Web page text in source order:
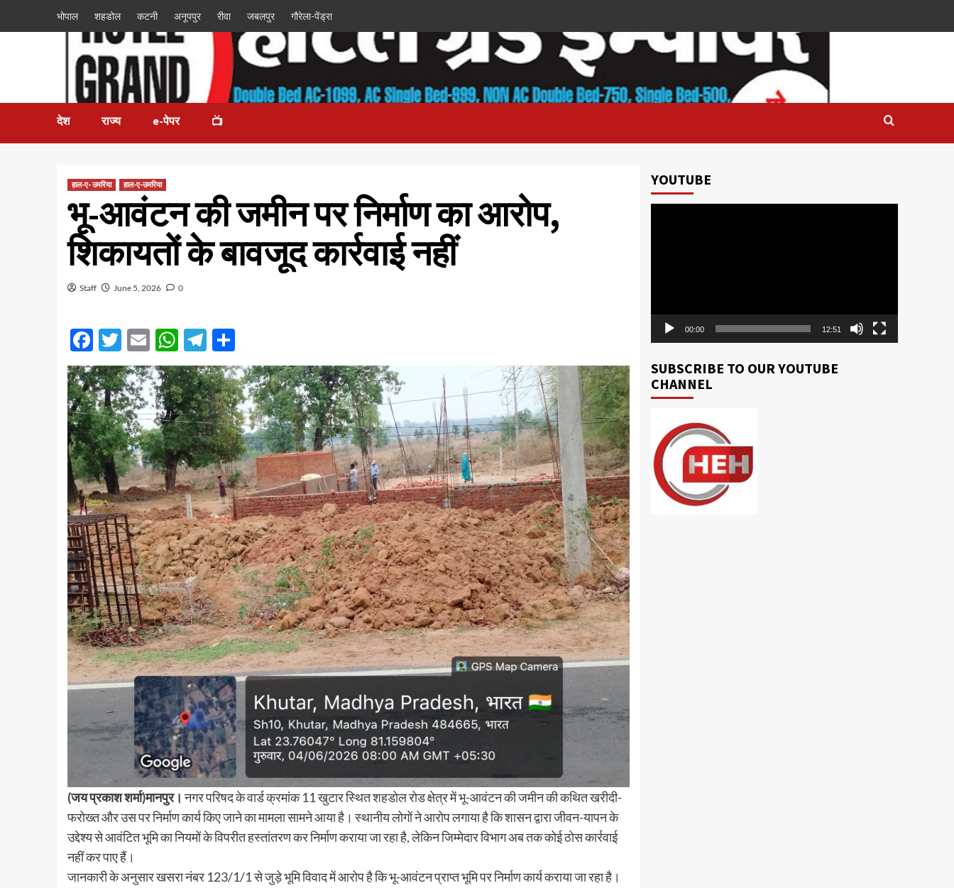
भोपाल शहडोल कटनी अनूपपुर रीवा जबलपुर गौरेला-पेंड्रा
देश राज्य e-पेपर 📺
हाल-ए- उमरिया हाल-ए-उमरिया
भू-आवंटन की जमीन पर निर्माण का आरोप,
शिकायतों के बावजूद कार्रवाई नहीं
Staff June 5, 2026 0
Facebook
Twitter
EmailWhatsApp
Telegram
Share
(जय प्रकाश शर्मा)मानपुर।नगर परिषद के वार्ड क्रमांक 11 खुटार स्थित शहडोल रोड क्षेत्र में भू-आवंटन की जमीन की कथित खरीदी-
फरोख्त और उस पर निर्माण कार्य किए जाने का मामला सामने आया है। स्थानीय लोगों ने आरोप लगाया है कि शासन द्वारा जीवन-यापन के
उद्देश्य से आवंटित भूमि का नियमों के विपरीत हस्तांतरण कर निर्माण कराया जा रहा है, लेकिन जिम्मेदार विभाग अब तक कोई ठोस कार्रवाई
नहीं कर पाए हैं।
जानकारी के अनुसार खसरा नंबर 123/1/1 से जुड़े भूमि विवाद में आरोप है कि भू-आवंटन प्राप्त भूमि पर निर्माण कार्य कराया जा रहा है।
YOUTUBE
00:00 12:51
SUBSCRIBE TO OUR YOUTUBE
CHANNEL